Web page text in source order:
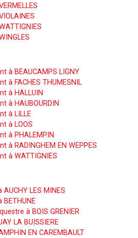
à BEAUCAMPS LIGNY
à FACHES THUMESNIL
à HALLUIN
à HAUBOURDIN
à LILLE
à LOOS
à PHALEMPIN
à RADINGHEM EN WEPPES
à WATTIGNIES
LES MINES
à BOIS GRENIER
LA BUISSIERE
EN CAREMBAULT